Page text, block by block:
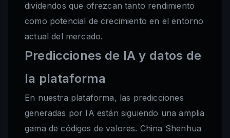
dividendos que ofrezcan tanto rendimiento
como potencial de crecimiento en el entorno
actual del mercado.
Predicciones de IA y datos de
la plataforma
En nuestra plataforma, las predicciones
generadas por IA están siguiendo una amplia
gama de códigos de valores. China Shenhua